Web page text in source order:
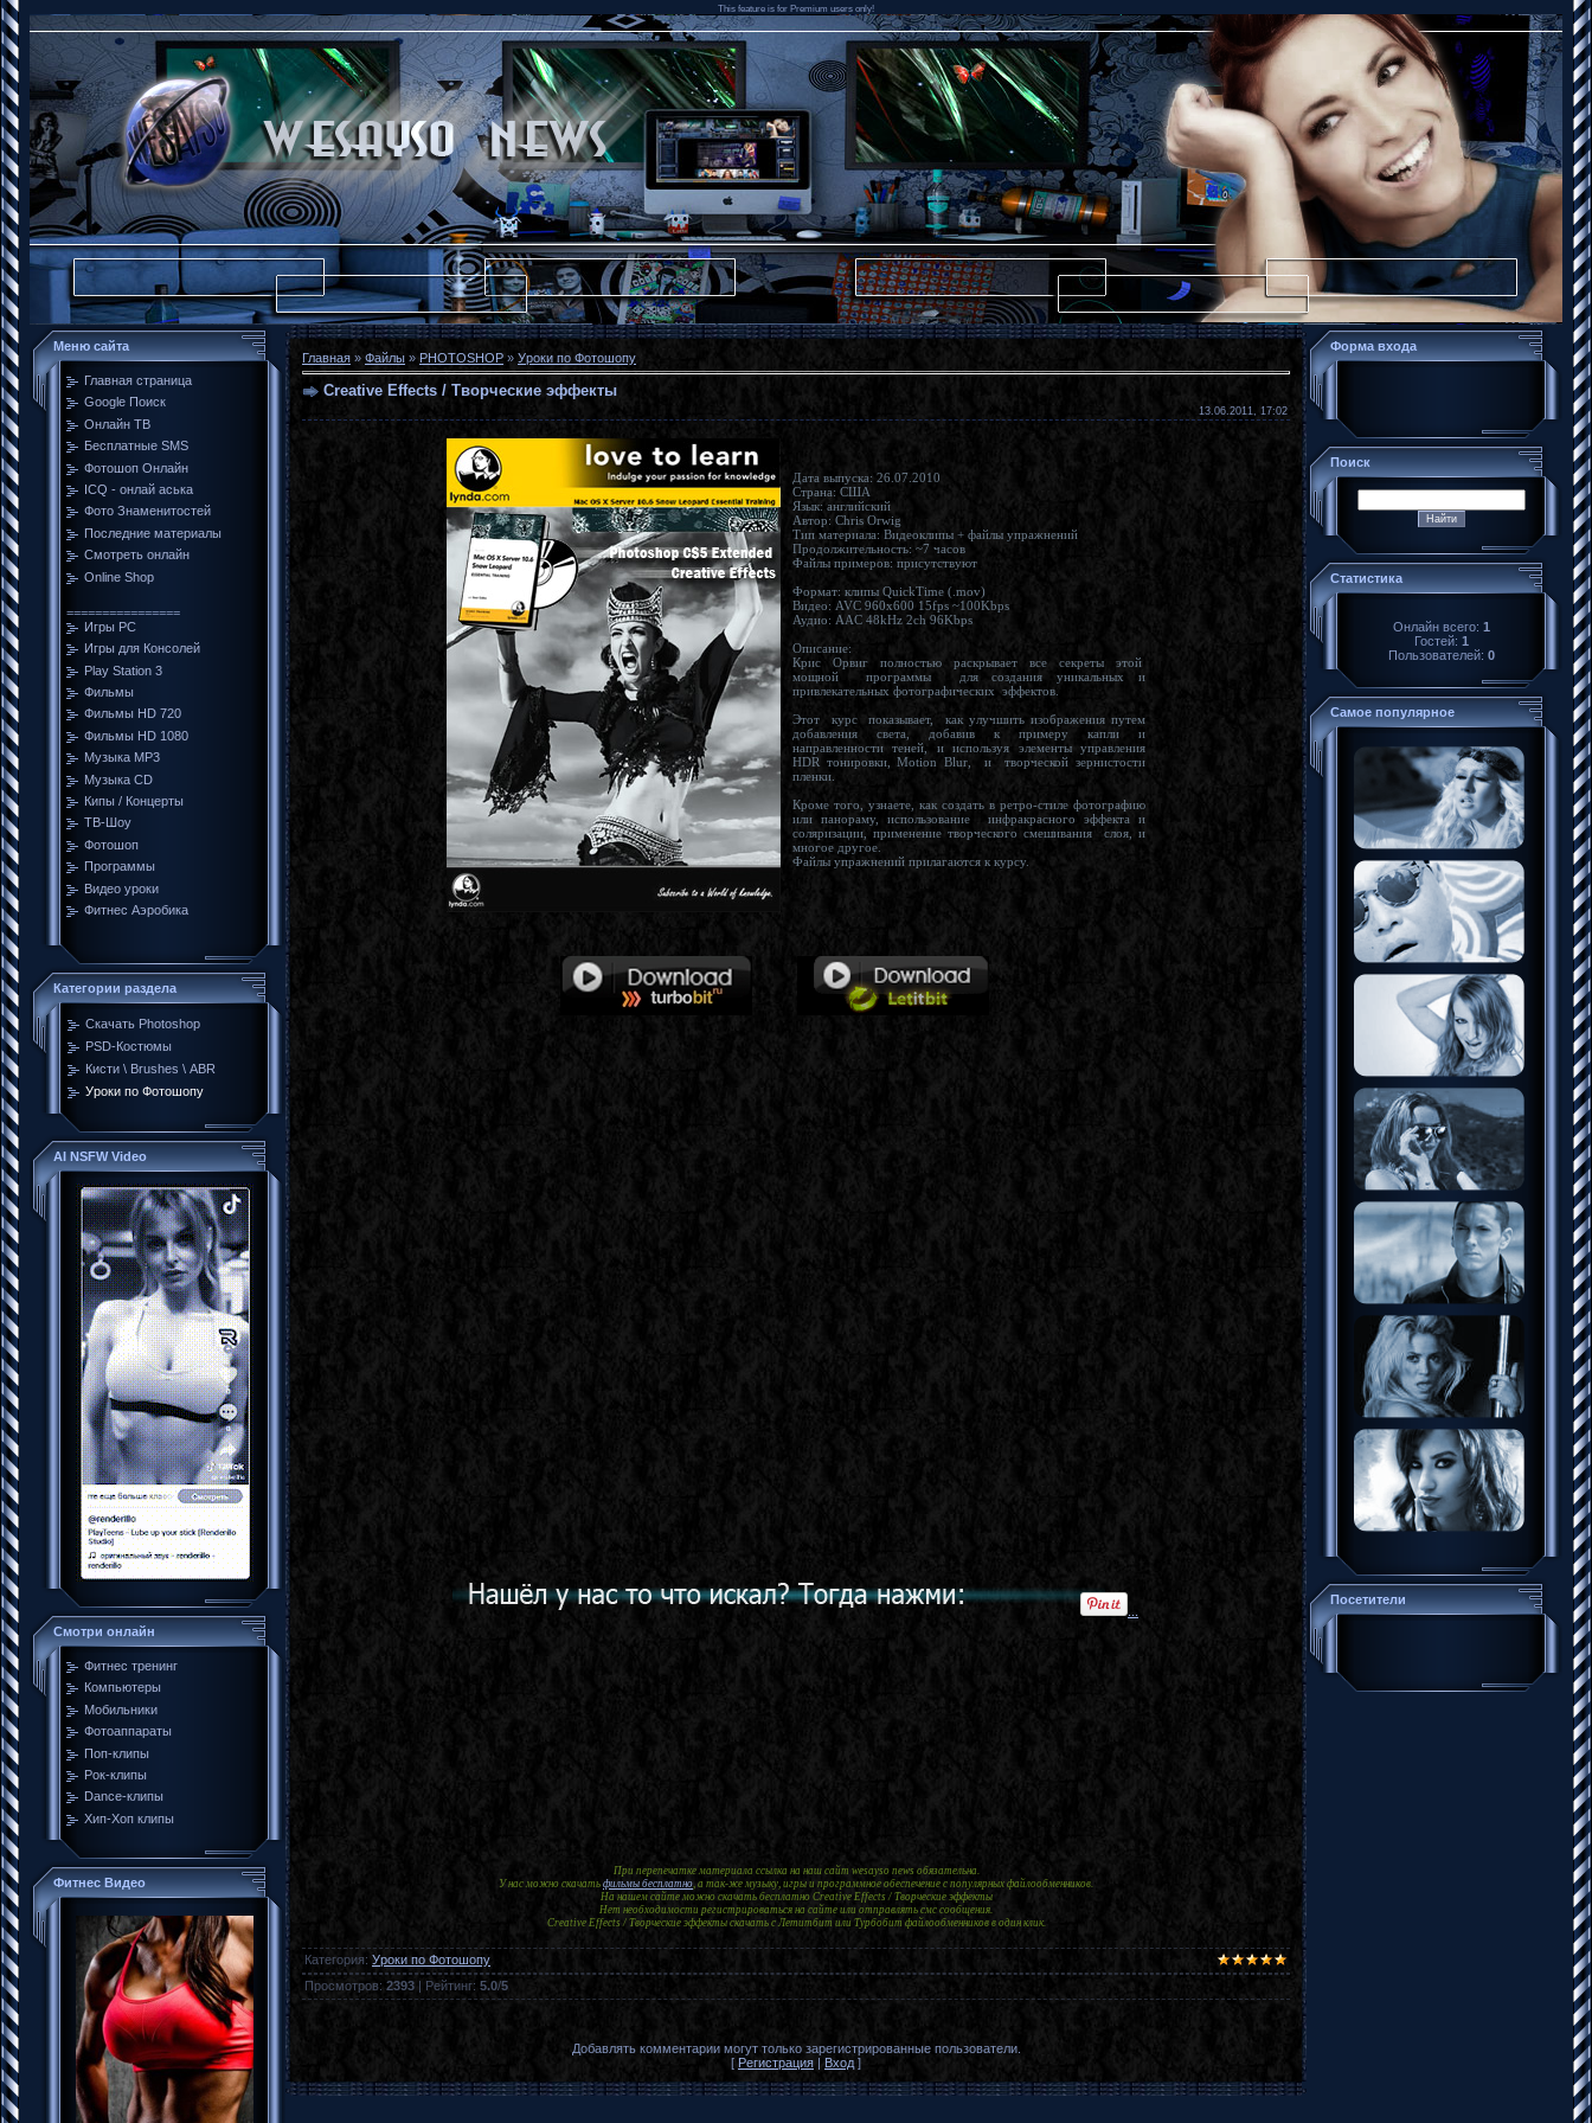
This feature is for Premium users only!
Меню сайта
Главная страница
Google Поиск
Онлайн ТВ
Бесплатные SMS
Фотошоп Онлайн
ICQ - онлай аська
Фото Знаменитостей
Последние материалы
Смотреть онлайн
Online Shop
================
Игры PC
Игры для Консолей
Play Station 3
Фильмы
Фильмы HD 720
Фильмы HD 1080
Музыка MP3
Музыка CD
Кипы / Концерты
ТВ-Шоу
Фотошоп
Программы
Видео уроки
Фитнес Аэробика
Категории раздела
Скачать Photoshop
PSD-Костюмы
Кисти \ Brushes \ ABR
Уроки по Фотошопу
AI NSFW Video
Смотри онлайн
Фитнес тренинг
Компьютеры
Мобильники
Фотоаппараты
Поп-клипы
Рок-клипы
Dance-клипы
Хип-Хоп клипы
Фитнес Видео
Главная » Файлы » PHOTOSHOP » Уроки по Фотошопу
Creative Effects / Творческие эффекты
13.06.2011, 17:02
Дата выпуска: 26.07.2010
Страна: США
Язык: английский
Автор: Chris Orwig
Тип материала: Видеоклипы + файлы упражнений
Продолжительность: ~7 часов
Файлы примеров: присутствуют
Формат: клипы QuickTime (.mov)
Видео: AVC 960x600 15fps ~100Kbps
Аудио: AAC 48kHz 2ch 96Kbps
Описание:
Крис Орвиг полностью раскрывает все секреты этой
мощной программы для создания уникальных и
привлекательных фотографических эффектов.
Этот курс показывает, как улучшить изображения путем
добавления света, добавив к примеру капли и
направленности теней, и используя элементы управления
HDR тонировки, Motion Blur, и творческой зернистости
пленки.
Кроме того, узнаете, как создать в ретро-стиле фотографию
или панораму, использование инфракрасного эффекта и
соляризации, применение творческого смешивания слоя, и
многое другое.
Файлы упражнений прилагаются к курсу.
При перепечатке материала ссылка на наш сайт wesayso news обязательна.
У нас можно скачать фильмы бесплатно, а так-же музыку, игры и программное обеспечение с популярных файлообменников.
На нашем сайте можно скачать бесплатно Creative Effects / Творческие эффекты
Нет необходимости регистрироваться на сайте или отправлять смс сообщения.
Creative Effects / Творческие эффекты скачать с Летитбит или Турбобит файлообменников в один клик.
Категория: Уроки по Фотошопу
Просмотров: 2393 | Рейтинг: 5.0/5
Добавлять комментарии могут только зарегистрированные пользователи.
[ Регистрация | Вход ]
Форма входа
Поиск
Статистика
Онлайн всего: 1
Гостей: 1
Пользователей: 0
Самое популярное
Посетители